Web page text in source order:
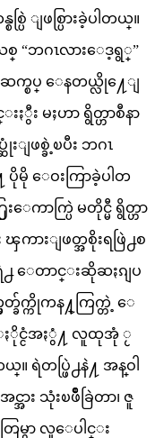
ျဖစ္ပြားခဲ့ပါတယ္။
“ဘဂၤလားေဒ့ရွ္”
ဆက္စပ္ ေနတယ္လို႔ေျ
း မႈဟာ ရွိတ္ဟာစီနာ
းျဖစ္ခဲ့ၿပီး ဘဂၤ
မို ေဝးကြာခဲ့ပါတ
ကာက္ပြဲ မတိုင္မီ ရွိတ္ဟာ
ကားျဖတ္အစိုးရဖြဲ႕စ
ေတာင္းဆိုဆႏၵျပ
ခ်က္ကိုကန႔္ကြက္တဲ့ ေ
ပီး ႏိုင္ငံအႏွံ႔ လူထုအုံ
ရဲတပ္ဖြဲ႕နဲ႔ အန္ဝါ
း သုံးၿဖိဳခြဲတာ၊ ဇူ
ြမွာ လူေပါင္း